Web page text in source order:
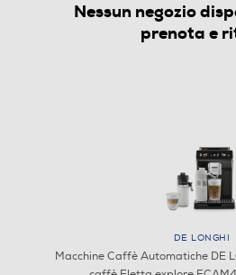
MACCHINE CAFFÈ AUTOMATICHE
Nessun negozio
prenota e
DE LONGHI
Macchine Caffè Automatiche DE